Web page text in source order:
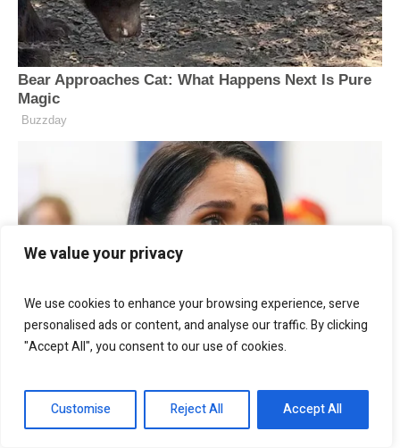
We value your privacy
We use cookies to enhance your browsing experience, serve
personalised ads or content, and analyse our traffic. By clicking
"Accept All", you consent to our use of cookies.
Customise Reject All Accept All